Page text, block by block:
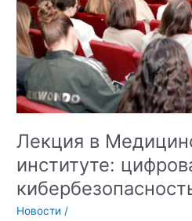
Лекция в
институте:
Новости /